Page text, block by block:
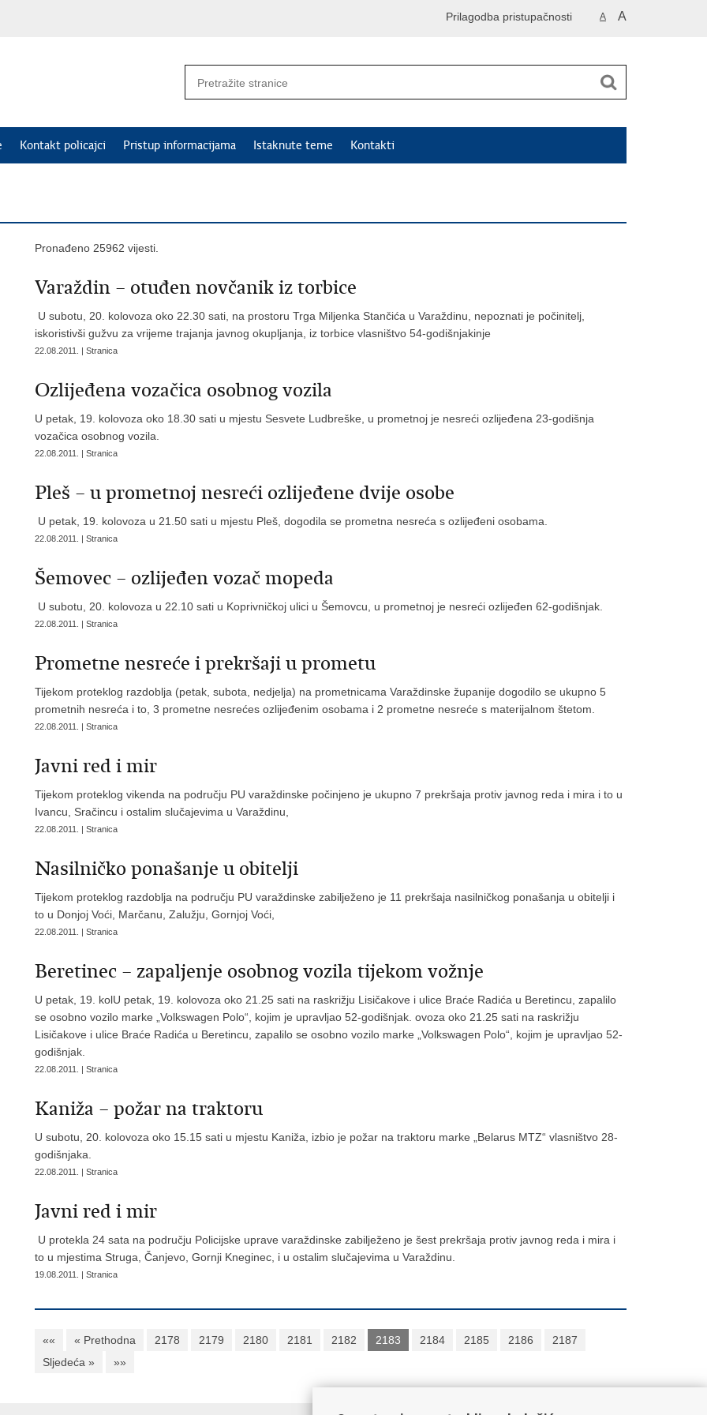
A A
Prilagodba pristupačnosti
Kontakt policajci Pristup informacijama Istaknute teme Kontakti
Pronađeno 25962 vijesti.
Varaždin – otuđen novčanik iz torbice
U subotu, 20. kolovoza oko 22.30 sati, na prostoru Trga Miljenka Stančića u Varaždinu, nepoznati je počinitelj,
iskoristivši gužvu za vrijeme trajanja javnog okupljanja, iz torbice vlasništvo 54-godišnjakinje
22.08.2011. | Stranica
Ozlijeđena vozačica osobnog vozila
U petak, 19. kolovoza oko 18.30 sati u mjestu Sesvete Ludbreške, u prometnoj je nesreći ozlijeđena 23-godišnja
vozačica osobnog vozila.
22.08.2011. | Stranica
Pleš – u prometnoj nesreći ozlijeđene dvije osobe
U petak, 19. kolovoza u 21.50 sati u mjestu Pleš, dogodila se prometna nesreća s ozlijeđeni osobama.
22.08.2011. | Stranica
Šemovec – ozlijeđen vozač mopeda
U subotu, 20. kolovoza u 22.10 sati u Koprivničkoj ulici u Šemovcu, u prometnoj je nesreći ozlijeđen 62-godišnjak.
22.08.2011. | Stranica
Prometne nesreće i prekršaji u prometu
Tijekom proteklog razdoblja (petak, subota, nedjelja) na prometnicama Varaždinske županije dogodilo se ukupno 5
prometnih nesreća i to, 3 prometne nesrećes ozlijeđenim osobama i 2 prometne nesreće s materijalnom štetom.
22.08.2011. | Stranica
Javni red i mir
Tijekom proteklog vikenda na području PU varaždinske počinjeno je ukupno 7 prekršaja protiv javnog reda i mira i to u
Ivancu, Sračincu i ostalim slučajevima u Varaždinu,
22.08.2011. | Stranica
Nasilničko ponašanje u obitelji
Tijekom proteklog razdoblja na području PU varaždinske zabilježeno je 11 prekršaja nasilničkog ponašanja u obitelji i
to u Donjoj Voći, Marčanu, Zalužju, Gornjoj Voći,
22.08.2011. | Stranica
Beretinec – zapaljenje osobnog vozila tijekom vožnje
U petak, 19. kolU petak, 19. kolovoza oko 21.25 sati na raskrižju Lisičakove i ulice Braće Radića u Beretincu, zapalilo
se osobno vozilo marke „Volkswagen Polo“, kojim je upravljao 52-godišnjak. ovoza oko 21.25 sati na raskrižju
Lisičakove i ulice Braće Radića u Beretincu, zapalilo se osobno vozilo marke „Volkswagen Polo“, kojim je upravljao 52-
godišnjak.
22.08.2011. | Stranica
Kaniža – požar na traktoru
U subotu, 20. kolovoza oko 15.15 sati u mjestu Kaniža, izbio je požar na traktoru marke „Belarus MTZ“ vlasništvo 28-
godišnjaka.
22.08.2011. | Stranica
Javni red i mir
U protekla 24 sata na području Policijske uprave varaždinske zabilježeno je šest prekršaja protiv javnog reda i mira i
to u mjestima Struga, Čanjevo, Gornji Kneginec, i u ostalim slučajevima u Varaždinu.
19.08.2011. | Stranica
«« « Prethodna 2178 2179 2180 2181 2182 2183 2184 2185 2186
2187
Sljedeća »
»»